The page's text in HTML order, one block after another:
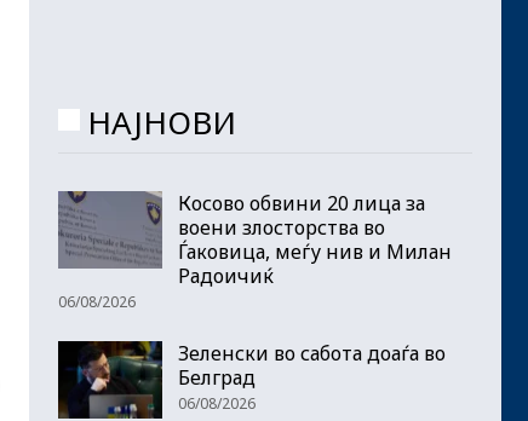
НАЈНОВИ
Косово обвини 20 лица за
воени злосторства во
Ѓаковица, меѓу нив и Милан
Радоичиќ
06/08/2026
Зеленски во сабота доаѓа во
Белград
06/08/2026